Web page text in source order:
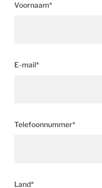
Voornaam*
E-mail*
Telefoonnummer*
Land*